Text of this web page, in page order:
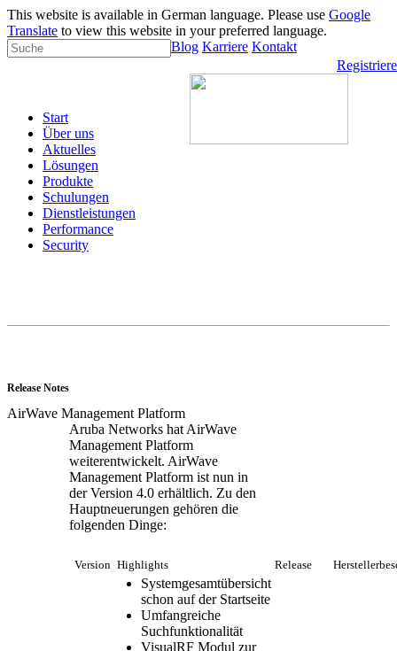
This website is available in German language. Please use Google
Translate to view this website in your preferred language.
Blog Karriere Kontakt
Start
Über uns
Aktuelles
Lösungen
Produkte
Schulungen
Dienstleistungen
Performance
Security
Release Notes
AirWave Management Platform
Aruba Networks hat AirWave
Management Platform
weiterentwickelt. AirWave
Management Platform ist nun in
der Version 4.0 erhältlich. Zu den
Hauptneuerungen gehören die
folgenden Dinge:
Version Highlights Release
Systemgesamtübersicht
schon auf der Startseite
Umfangreiche
Suchfunktionalität
VisualRF Modul zur